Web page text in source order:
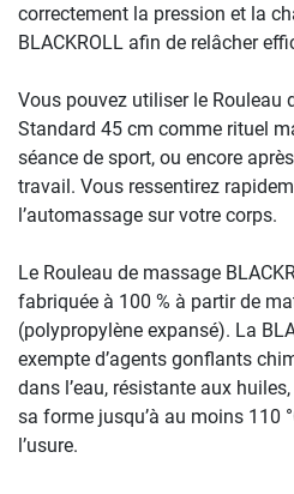
correctement la pression et la
BLACKROLL afin de relâcher
Vous pouvez utiliser le Rouleau
Standard 45 cm comme rituel
séance de sport, ou encore
travail. Vous ressentirez
l’automassage sur votre corps.
Le Rouleau de massage
fabriquée à 100 % à partir de
(polypropylène expansé). La
exempte d’agents gonflants
dans l’eau, résistante aux
sa forme jusqu’à au moins 110
l’usure.